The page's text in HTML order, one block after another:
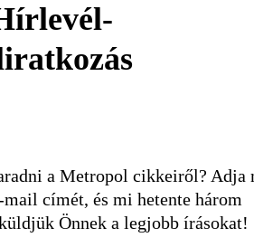
a Metropol cikkeiről? Adja
mail címét, és mi hetente három
Önnek a legjobb írásokat!